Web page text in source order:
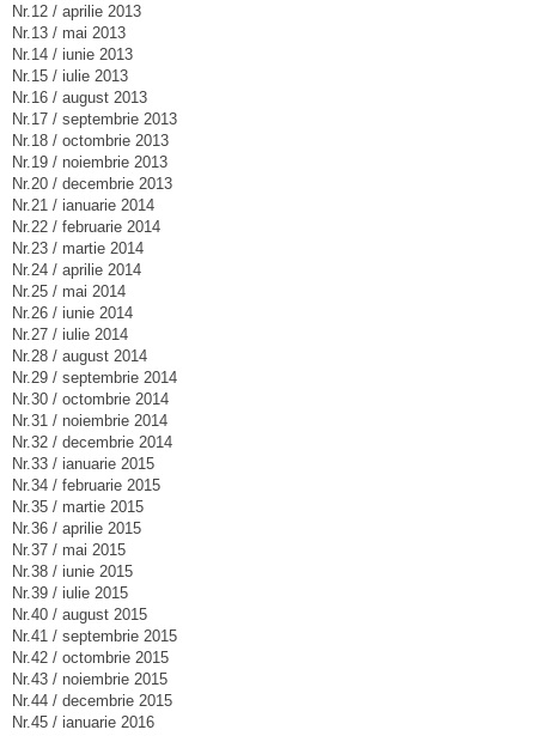
Nr.12 / aprilie 2013
Nr.13 / mai 2013
Nr.14 / iunie 2013
Nr.15 / iulie 2013
Nr.16 / august 2013
Nr.17 / septembrie 2013
Nr.18 / octombrie 2013
Nr.19 / noiembrie 2013
Nr.20 / decembrie 2013
Nr.21 / ianuarie 2014
Nr.22 / februarie 2014
Nr.23 / martie 2014
Nr.24 / aprilie 2014
Nr.25 / mai 2014
Nr.26 / iunie 2014
Nr.27 / iulie 2014
Nr.28 / august 2014
Nr.29 / septembrie 2014
Nr.30 / octombrie 2014
Nr.31 / noiembrie 2014
Nr.32 / decembrie 2014
Nr.33 / ianuarie 2015
Nr.34 / februarie 2015
Nr.35 / martie 2015
Nr.36 / aprilie 2015
Nr.37 / mai 2015
Nr.38 / iunie 2015
Nr.39 / iulie 2015
Nr.40 / august 2015
Nr.41 / septembrie 2015
Nr.42 / octombrie 2015
Nr.43 / noiembrie 2015
Nr.44 / decembrie 2015
Nr.45 / ianuarie 2016